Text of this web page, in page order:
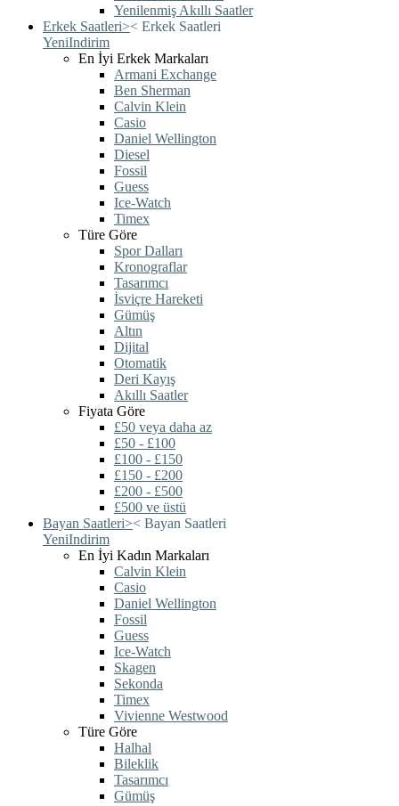
Yenilenmiş Akıllı Saatler
Erkek Saatleri>< Erkek Saatleri
YeniIndirim
En İyi Erkek Markaları
Armani Exchange
Ben Sherman
Calvin Klein
Casio
Daniel Wellington
Diesel
Fossil
Guess
Ice-Watch
Timex
Türe Göre
Spor Dalları
Kronograflar
Tasarımcı
İsviçre Hareketi
Gümüş
Altın
Dijital
Otomatik
Deri Kayış
Akıllı Saatler
Fiyata Göre
£50 veya daha az
£50 - £100
£100 - £150
£150 - £200
£200 - £500
£500 ve üstü
Bayan Saatleri>< Bayan Saatleri
YeniIndirim
En İyi Kadın Markaları
Calvin Klein
Casio
Daniel Wellington
Fossil
Guess
Ice-Watch
Skagen
Sekonda
Timex
Vivienne Westwood
Türe Göre
Halhal
Bileklik
Tasarımcı
Gümüş